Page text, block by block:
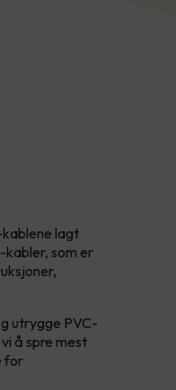
lagt
kabler, som er
utrygge PVC-
å spre mest
for